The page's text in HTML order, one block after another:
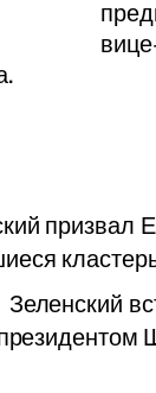
призвал
Зеленский